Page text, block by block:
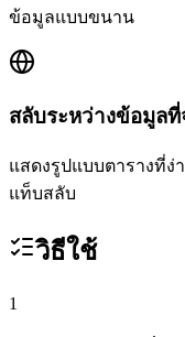
ข้อมูลแบบขนาน
สลับระหว่างข้อมูล
แสดงรูปแบบตารางที่
แท็บสลับ
วิธีใช้
1